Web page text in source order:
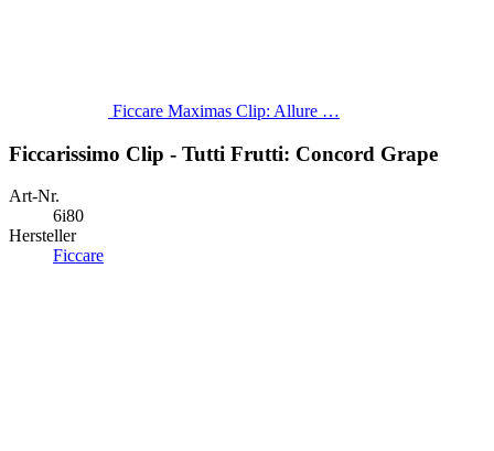
Ficcare Maximas Clip: Allure …
Ficcarissimo Clip - Tutti Frutti: Concord Grape
Art-Nr.
6i80
Hersteller
Ficcare